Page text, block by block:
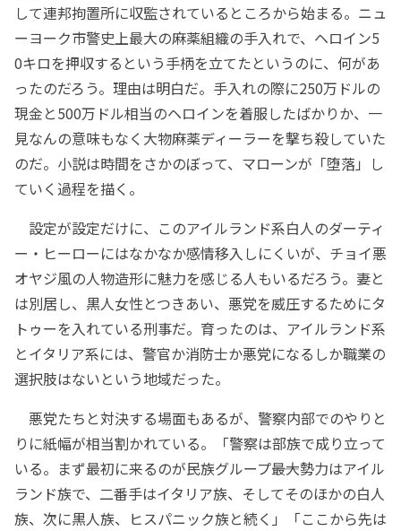
して連邦拘置所に収監されているところから始まる。ニュ
ーヨーク市警史上最大の麻薬組織の手入れで、ヘロイン5
0キロを押収するという手柄を立てたというのに、何があ
ったのだろう。理由は明白だ。手入れの際に250万ドルの
現金と500万ドル相当のヘロインを着服したばかりか、一
見なんの意味もなく大物麻薬ディーラーを撃ち殺していた
のだ。小説は時間をさかのぼって、マローンが「堕落」し
ていく過程を描く。
設定が設定だけに、このアイルランド系白人のダーティ
ー・ヒーローにはなかなか感情移入しにくいが、チョイ悪
オヤジ風の人物造形に魅力を感じる人もいるだろう。妻と
は別居し、黒人女性とつきあい、悪党を威圧するためにタ
トゥーを入れている刑事だ。育ったのは、アイルランド系
とイタリア系には、警官か消防士か悪党になるしか職業の
選択肢はないという地域だった。
悪党たちと対決する場面もあるが、警察内部でのやりと
りに紙幅が相当割かれている。「警察は部族で成り立って
いる。まず最初に来るのが民族グループ――最大勢力はアイル
ランド族で、二番手はイタリア族、そしてそのほかの白人
族、次に黒人族、ヒスパニック族と続く」「ここから先は